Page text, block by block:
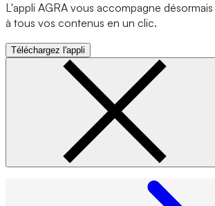
L'appli AGRA vous accompagne
à tous vos contenus en un clic.
Téléchargez l'appli